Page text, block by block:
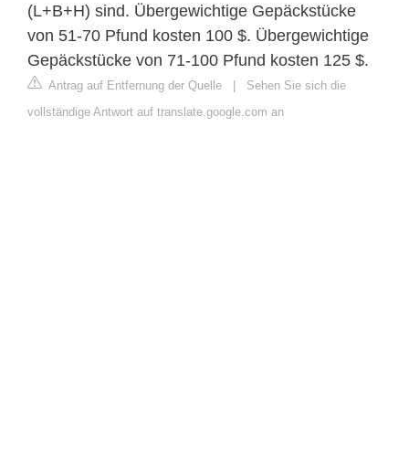
(L+B+H) sind. Übergewichtige Gepäckstücke
von 51-70 Pfund kosten 100 $. Übergewichtige
Gepäckstücke von 71-100 Pfund kosten 125 $.
Antrag auf Entfernung der Quelle | Sehen Sie sich die
vollständige Antwort auf translate.google.com an